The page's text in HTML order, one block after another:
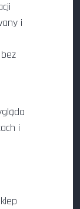
i
i